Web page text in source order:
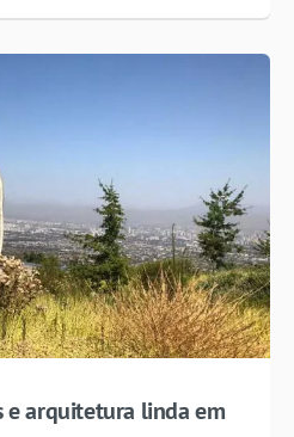
e arquitetura linda em